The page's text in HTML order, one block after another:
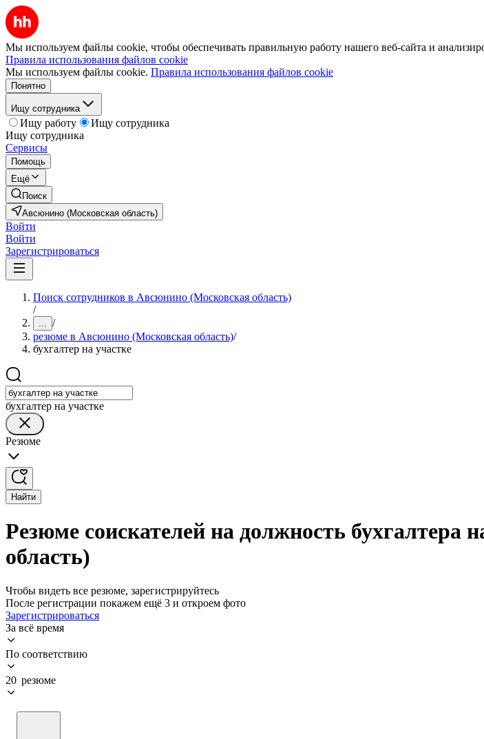
Мы используем файлы cookie, чтобы обеспечивать правильную работу нашего веб-сайта и
Правила использования файлов cookie
Мы используем файлы cookie. Правила использования файлов cookie
Понятно
Ищу сотрудника
Ищу работу
Ищу сотрудника
Ищу сотрудника
Сервисы
Помощь
Ещё
Поиск
Авсюнино (Московская область)
Войти
Войти
Зарегистрироваться
Поиск сотрудников в Авсюнино (Московская область)
/
... /
резюме в Авсюнино (Московская область)/
бухгалтер на участке
бухгалтер на участке
Резюме
Найти
Резюме соискателей на должность бухгалтера
область)
Чтобы видеть все резюме, зарегистрируйтесь
После регистрации покажем ещё 3 и откроем фото
Зарегистрироваться
За всё время
По соответствию
20 резюме